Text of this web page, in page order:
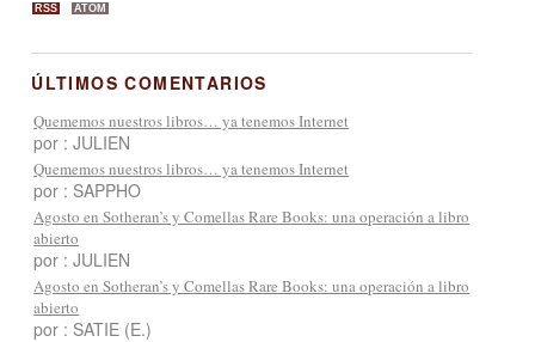
RSS ATOM
ÚLTIMOS COMENTARIOS
Quememos nuestros libros… ya tenemos Internet
por : JULIEN
Quememos nuestros libros… ya tenemos Internet
por : SAPPHO
Agosto en Sotheran’s y Comellas Rare Books: una operación a libro
abierto
por : JULIEN
Agosto en Sotheran’s y Comellas Rare Books: una operación a libro
abierto
por : SATIE (E.)